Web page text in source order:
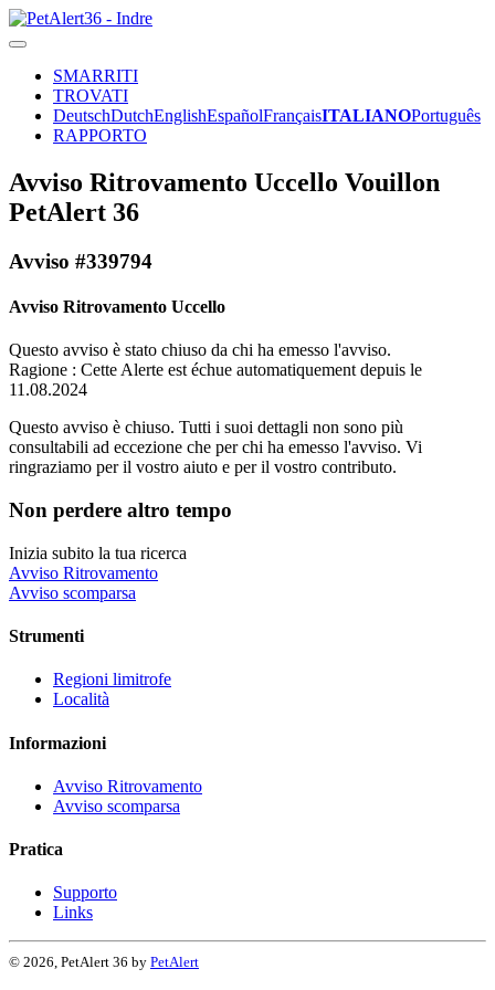
SMARRITI
TROVATI
DeutschDutchEnglishEspañolFrançaisITALIANOPortuguês
RAPPORTO
Avviso Ritrovamento Uccello Vouillon
PetAlert 36
Avviso #339794
Avviso Ritrovamento Uccello
Questo avviso è stato chiuso da chi ha emesso l'avviso.
Ragione : Cette Alerte est échue automatiquement depuis le
11.08.2024
Questo avviso è chiuso. Tutti i suoi dettagli non sono più
consultabili ad eccezione che per chi ha emesso l'avviso. Vi
ringraziamo per il vostro aiuto e per il vostro contributo.
Non perdere altro tempo
Inizia subito la tua ricerca
Avviso Ritrovamento
Avviso scomparsa
Strumenti
Regioni limitrofe
Località
Informazioni
Avviso Ritrovamento
Avviso scomparsa
Pratica
Supporto
Links
© 2026, PetAlert 36 by PetAlert